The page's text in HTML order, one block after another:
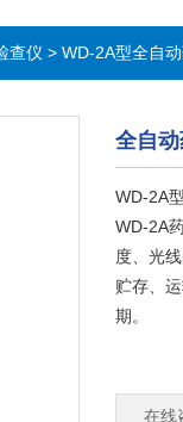
查仪 > WD-2A型全自
全自
WD-2A
WD-2A
度、光
贮存、
期。
在线